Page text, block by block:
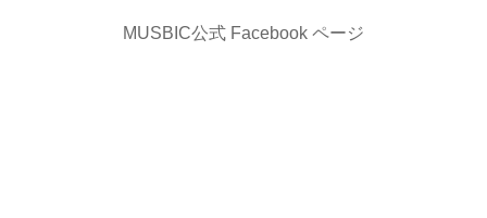
MUSBIC公式 Facebook ページ